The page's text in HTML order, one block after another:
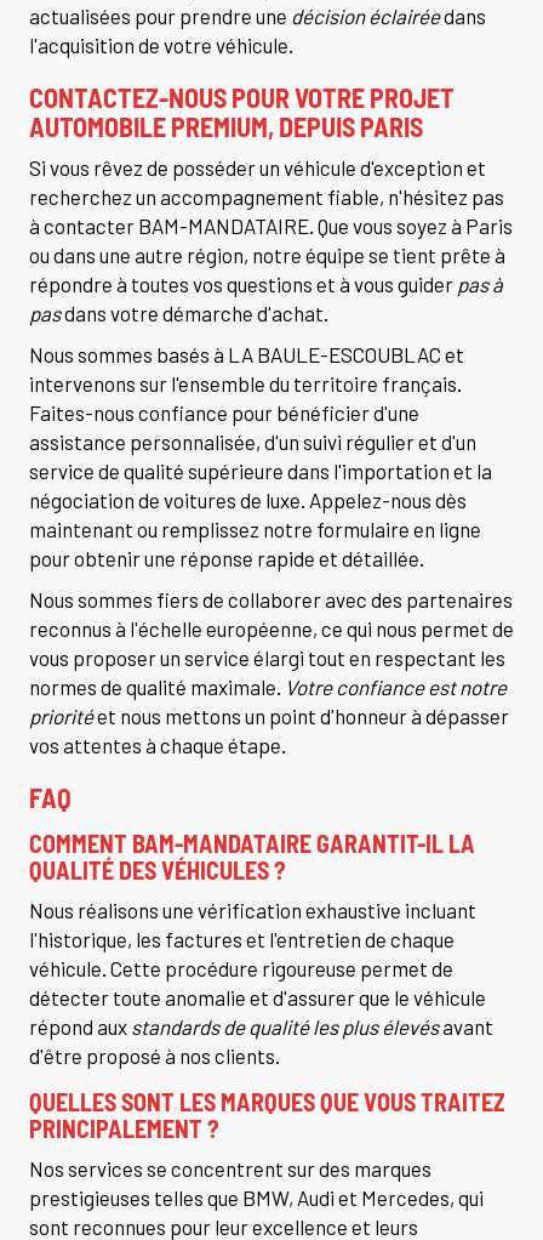
actualisées pour prendre une décision éclairéedans
l'acquisition de votre véhicule.
CONTACTEZ-NOUS POUR VOTRE PROJET
AUTOMOBILE PREMIUM, DEPUIS PARIS
Si vous rêvez de posséder un véhicule d'exception et
recherchez un accompagnement fiable, n'hésitez pas
à contacter BAM-MANDATAIRE. Que vous soyez à Paris
ou dans une autre région, notre équipe se tient prête à
répondre à toutes vos questions et à vous guider pas à
pasdans votre démarche d'achat.
Nous sommes basés à LA BAULE-ESCOUBLAC et
intervenons sur l'ensemble du territoire français.
Faites-nous confiance pour bénéficier d'une
assistance personnalisée, d'un suivi régulier et d'un
service de qualité supérieure dans l'importation et la
négociation de voitures de luxe. Appelez-nous dès
maintenant ou remplissez notre formulaire en ligne
pour obtenir une réponse rapide et détaillée.
Nous sommes fiers de collaborer avec des partenaires
reconnus à l'échelle européenne, ce qui nous permet de
vous proposer un service élargi tout en respectant les
normes de qualité maximale. Votre confiance est notre
prioritéet nous mettons un point d'honneur à dépasser
vos attentes à chaque étape.
FAQ
COMMENT BAM-MANDATAIRE GARANTIT-IL LA
QUALITÉ DES VÉHICULES ?
Nous réalisons une vérification exhaustive incluant
l'historique, les factures et l'entretien de chaque
véhicule. Cette procédure rigoureuse permet de
détecter toute anomalie et d'assurer que le véhicule
répond aux standards de qualité les plus élevésavant
d'être proposé à nos clients.
QUELLES SONT LES MARQUES QUE VOUS TRAITEZ
PRINCIPALEMENT ?
Nos services se concentrent sur des marques
prestigieuses telles que BMW, Audi et Mercedes, qui
sont reconnues pour leur excellence et leurs